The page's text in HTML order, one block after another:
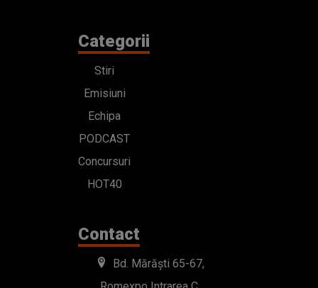
Categorii
Stiri
Emisiuni
Echipa
PODCAST
Concursuri
HOT40
Contact
Bd. Mărăști 65-67,